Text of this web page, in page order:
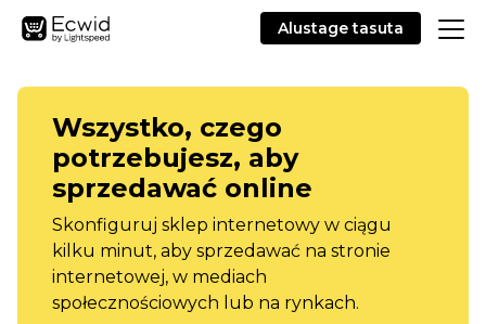
Alustage tasuta
Wszystko, czego
potrzebujesz, aby
sprzedawać online
Skonfiguruj sklep internetowy w ciągu
kilku minut, aby sprzedawać na stronie
internetowej, w mediach
społecznościowych lub na rynkach.